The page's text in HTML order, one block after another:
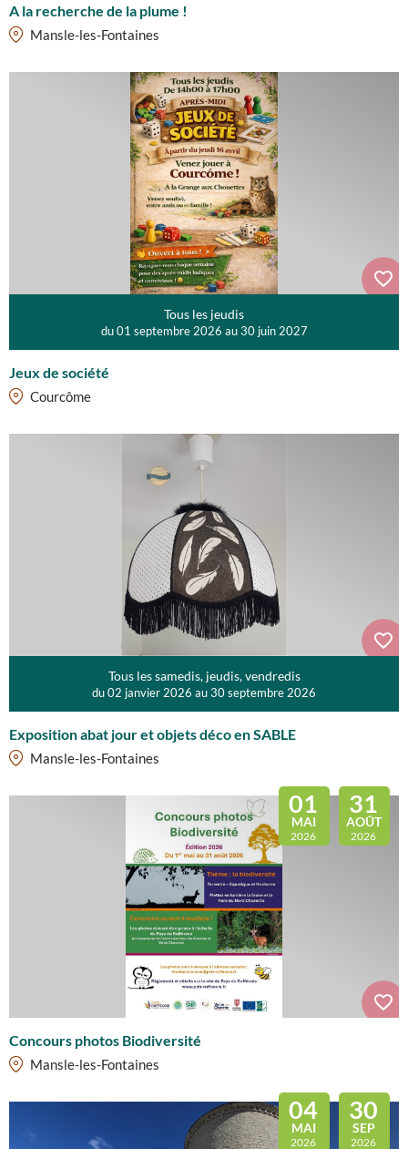
A la recherche de la plume !
Mansle-les-Fontaines
Tous les jeudis
du 01 septembre 2026 au 30 juin 2027
Jeux de société
Courcôme
Tous les samedis, jeudis, vendredis
du 02 janvier 2026 au 30 septembre 2026
Exposition abat jour et objets déco en SABLE
Mansle-les-Fontaines
01
MAI
2026
31
AOÛT
2026
Concours photos Biodiversité
Mansle-les-Fontaines
04
MAI
2026
30
SEP
2026